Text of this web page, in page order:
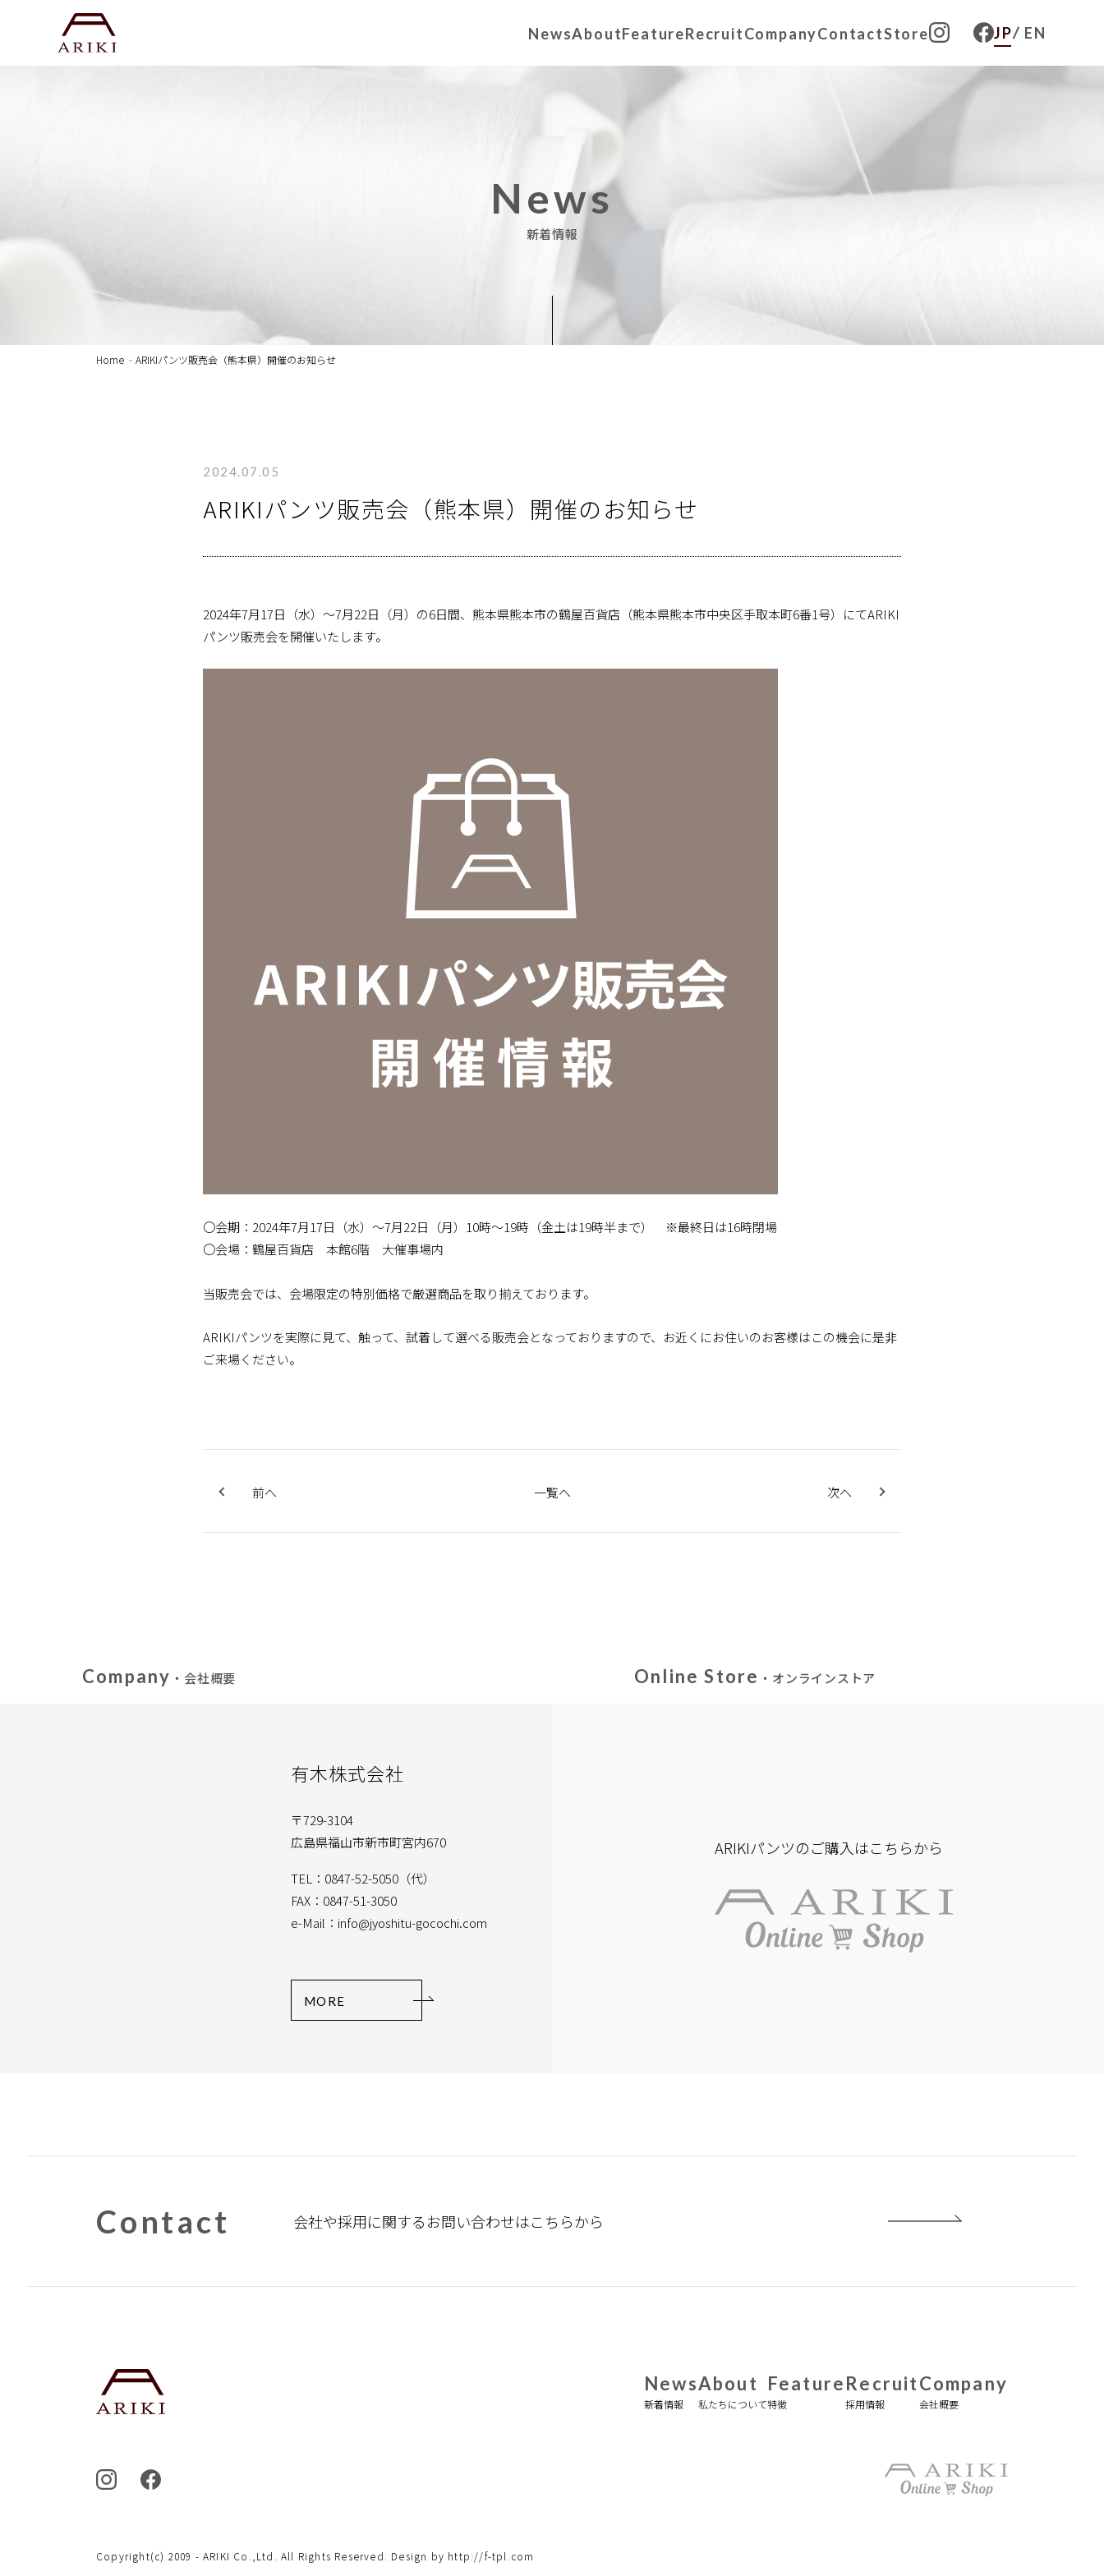
NewsAboutFeatureRecruitCompanyContactStore JP EN
JP
News
新着情報
Home ARIKIパンツ販売会（熊本県）開催のお知らせ
2024.07.05
ARIKIパンツ販売会（熊本県）開催のお知らせ
2024年7月17日（水）～7月22日（月）の6日間、熊本県熊本市の鶴屋百貨店（熊本県熊本市中央区手取本町6番1号）にてARIKI
パンツ販売会を開催いたします。
〇会期：2024年7月17日（水）～7月22日（月）10時～19時（金土は19時半まで） ※最終日は16時閉場
〇会場：鶴屋百貨店 本館6階 大催事場内
当販売会では、会場限定の特別価格で厳選商品を取り揃えております。
ARIKIパンツを実際に見て、触って、試着して選べる販売会となっておりますので、お近くにお住いのお客様はこの機会に是非
ご来場ください。
前へ 一覧へ 次へ
Company ・会社概要
有木株式会社
〒729-3104
広島県福山市新市町宮内670
TEL：0847-52-5050（代）
FAX：0847-51-3050
e-Mail：info@jyoshitu-gocochi.com
MORE
Online Store ・オンラインストア
ARIKIパンツのご購入はこちらから
Contact 会社や採用に関するお問い合わせはこちらから
News
新着情報
About
私たちについて
Feature
特徴
Recruit
採用情報
Company
会社概要
Copyright(c) 2009 - ARIKI Co.,Ltd. All Rights Reserved. Design by http://f-tpl.com